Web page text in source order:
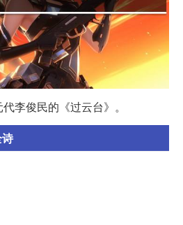
李俊民的《过云台》。